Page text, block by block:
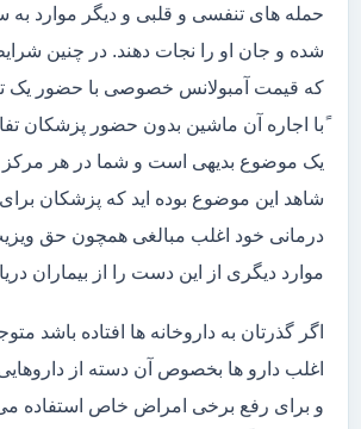
حمله های تنفسی و قلبی و دیگر موارد
شده و جان او را نجات دهند. در چنین
که قیمت آمبولانس خصوصی با حضور یک
ًبا اجاره آن ماشین بدون حضور پزشکان
یک موضوع بدیهی است و شما در هر مرکز
شاهد این موضوع بوده اید که پزشکان
درمانی خود اغلب مبالغی همچون حق
موارد دیگری از این دست را از بیماران
اگر گذرتان به داروخانه ها افتاده باشد
اغلب دارو ها بخصوص آن دسته از
و برای رفع برخی امراض خاص استفاده